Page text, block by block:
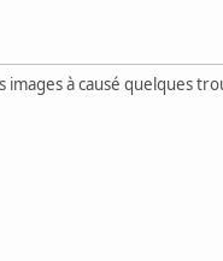
à causé quelques